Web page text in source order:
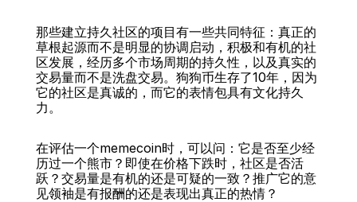
那些建立持久社区的项目有一些共同特征：真正的
草根起源而不是明显的协调启动，积极和有机的社
区发展，经历多个市场周期的持久性，以及真实的
交易量而不是洗盘交易。狗狗币生存了10年，因为
它的社区是真诚的，而它的表情包具有文化持久
力。
在评估一个memecoin时，可以问：它是否至少经
历过一个熊市？即使在价格下跌时，社区是否活
跃？交易量是有机的还是可疑的一致？推广它的意
见领袖是有报酬的还是表现出真正的热情？